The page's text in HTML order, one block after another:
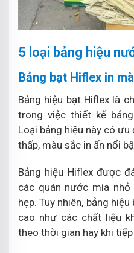
5 loại bảng hiệu
Bảng bạt Hiflex in
Bảng hiệu bạt Hiflex là
trong việc thiết kế
Loại bảng hiệu này có
thấp, màu sắc in ấn nổi
Bảng hiệu Hiflex được
các quán nước mía nhỏ
hẹp. Tuy nhiên, bảng
cao như các chất liệu
theo thời gian hay khi